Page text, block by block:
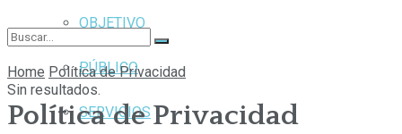
OBJETIVO
PÚBLICO
SERVICIOS
Sin resultados.
Home Política de Privacidad
Política de Privacidad